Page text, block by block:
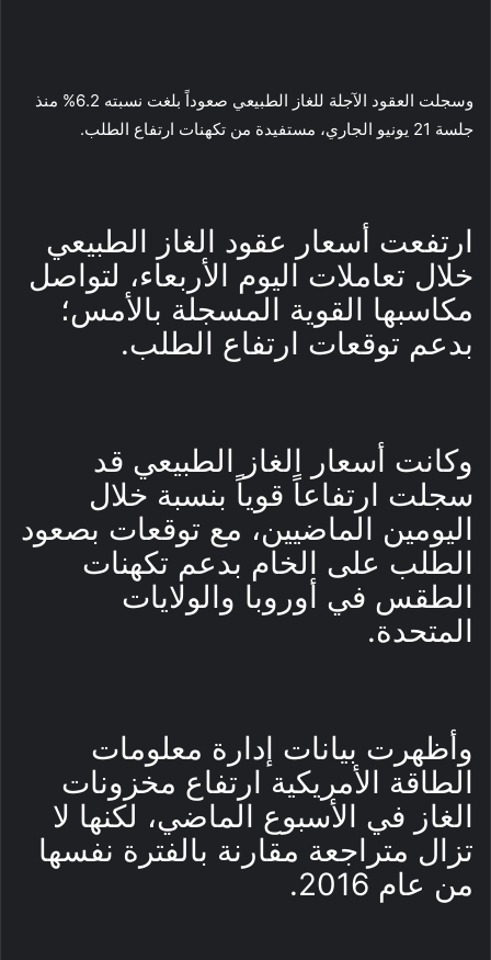
وسجلت العقود الآجلة للغاز الطبيعي صعوداً بلغت نسبته 6.2% منذ
جلسة 21 يونيو الجاري، مستفيدة من تكهنات ارتفاع الطلب.
ارتفعت أسعار عقود الغاز الطبيعي
خلال تعاملات اليوم الأربعاء، لتواصل
مكاسبها القوية المسجلة بالأمس؛
بدعم توقعات ارتفاع الطلب.
وكانت أسعار الغاز الطبيعي قد
سجلت ارتفاعاً قوياً بنسبة خلال
اليومين الماضيين، مع توقعات بصعود
الطلب على الخام بدعم تكهنات
الطقس في أوروبا والولايات
المتحدة.
وأظهرت بيانات إدارة معلومات
الطاقة الأمريكية ارتفاع مخزونات
الغاز في الأسبوع الماضي، لكنها لا
تزال متراجعة مقارنة بالفترة نفسها
من عام 2016.